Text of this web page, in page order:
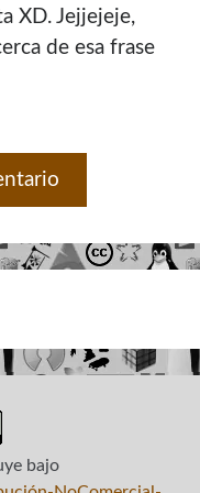
XD. Jejjejeje,
de esa frase
bajo